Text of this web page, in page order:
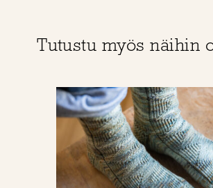
Tutustu myös näihin